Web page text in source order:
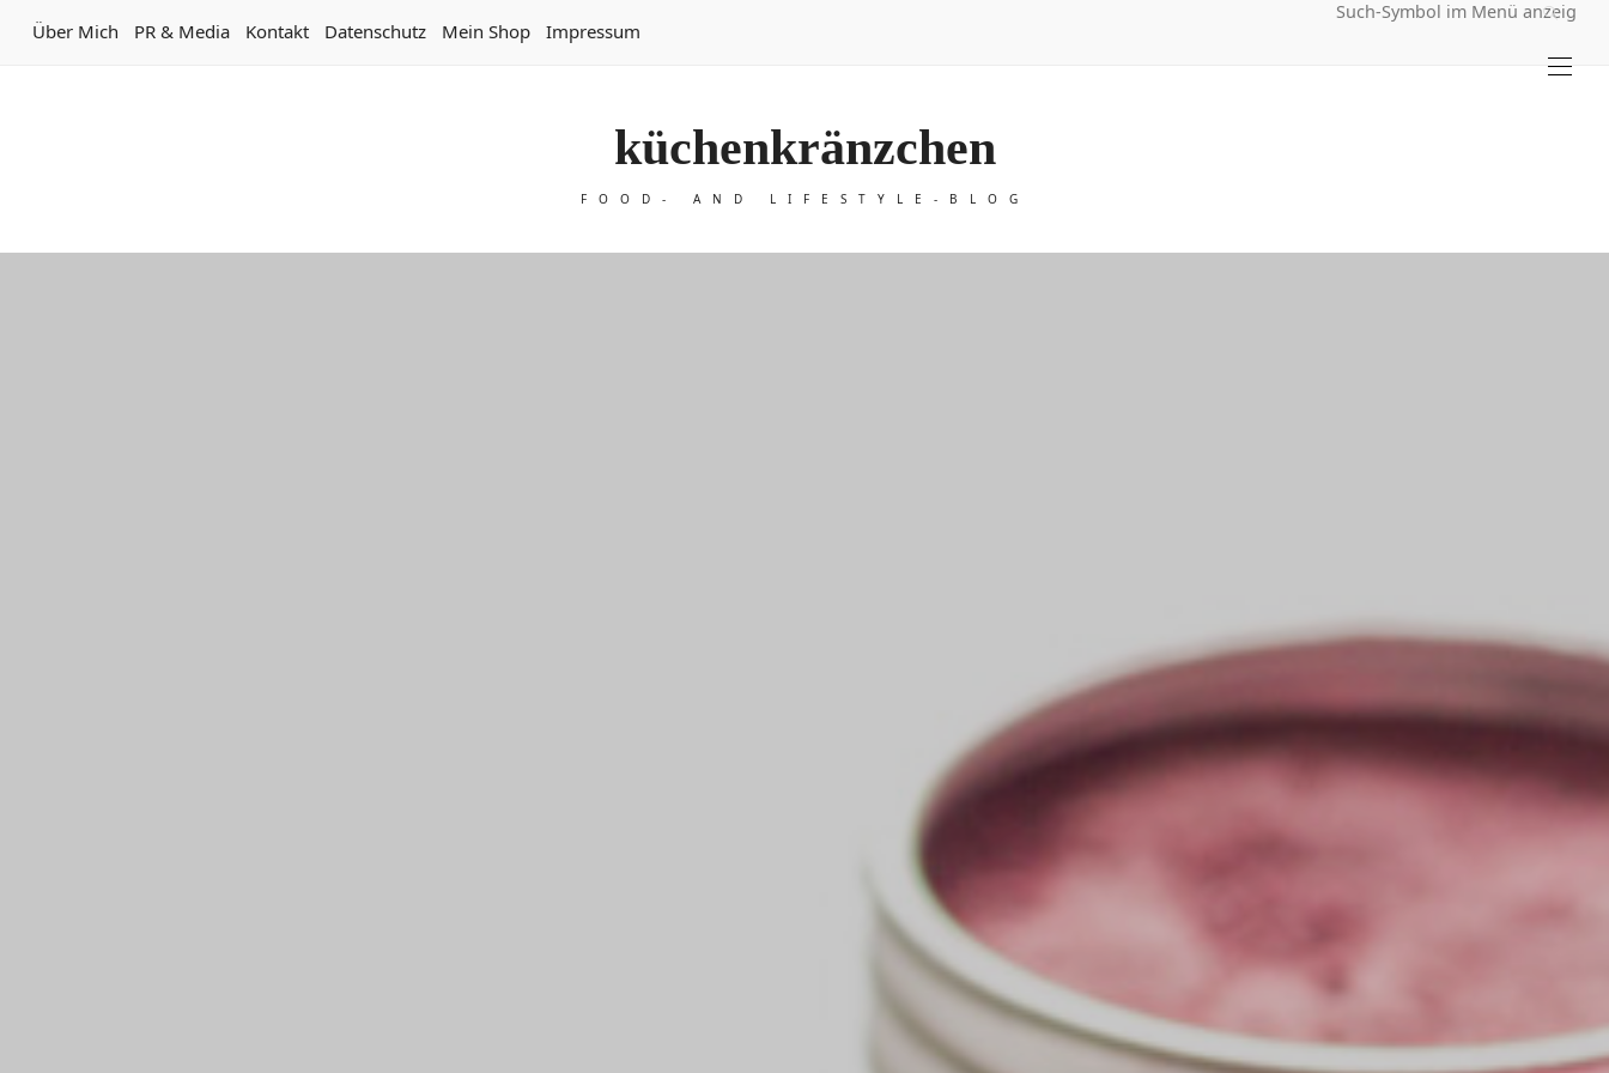
Über Mich PR & Media Kontakt Datenschutz Mein Shop Impressum
küchenkränzchen
FOOD- AND LIFESTYLE-BLOG